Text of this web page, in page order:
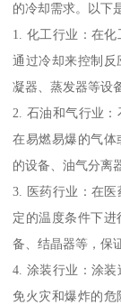
的冷却需求。以下
1. 化工行业：在
通过冷却来控制
凝器、蒸发器等设
2. 石油和气行业
在易燃易爆的气体
的设备、油气分离
3. 医药行业：在
定的温度条件下
备、结晶器等，保
4. 涂装行业：涂
免火灾和爆炸的危